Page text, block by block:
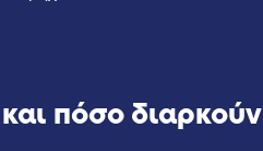
πόσο διαρκούν